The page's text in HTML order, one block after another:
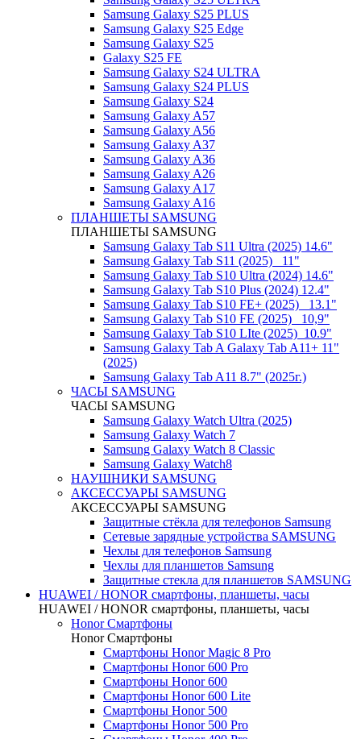
Samsung Galaxy S25 PLUS
Samsung Galaxy S25 Edge
Samsung Galaxy S25
Galaxy S25 FE
Samsung Galaxy S24 ULTRA
Samsung Galaxy S24 PLUS
Samsung Galaxy S24
Samsung Galaxy A57
Samsung Galaxy A56
Samsung Galaxy A37
Samsung Galaxy A36
Samsung Galaxy A26
Samsung Galaxy A17
Samsung Galaxy A16
ПЛАНШЕТЫ SAMSUNG
ПЛАНШЕТЫ SAMSUNG
Samsung Galaxy Tab S11 Ultra (2025) 14.6"
Samsung Galaxy Tab S11 (2025) _11"
Samsung Galaxy Tab S10 Ultra (2024) 14.6"
Samsung Galaxy Tab S10 Plus (2024) 12.4"
Samsung Galaxy Tab S10 FE+ (2025)_ 13.1"
Samsung Galaxy Tab S10 FE (2025)_ 10,9"
Samsung Galaxy Tab S10 LIte (2025)_10.9"
Samsung Galaxy Tab A Galaxy Tab A11+ 11"
(2025)
Samsung Galaxy Tab A11 8.7" (2025г.)
ЧАСЫ SAMSUNG
ЧАСЫ SAMSUNG
Samsung Galaxy Watch Ultra (2025)
Samsung Galaxy Watch 7
Samsung Galaxy Watch 8 Classic
Samsung Galaxy Watch8
НАУШНИКИ SAMSUNG
АКСЕССУАРЫ SAMSUNG
АКСЕССУАРЫ SAMSUNG
Защитные стёкла для телефонов Samsung
Сетевые зарядные устройства SAMSUNG
Чехлы для телефонов Samsung
Чехлы для планшетов Samsung
Защитные стекла для планшетов SAMSUNG
HUAWEI / HONOR cмартфоны, планшеты, часы
HUAWEI / HONOR cмартфоны, планшеты, часы
Honor Смартфоны
Honor Смартфоны
Смартфоны Honor Magic 8 Pro
Смартфоны Honor 600 Pro
Смартфоны Honor 600
Смартфоны Honor 600 Lite
Смартфоны Honor 500
Смартфоны Honor 500 Pro